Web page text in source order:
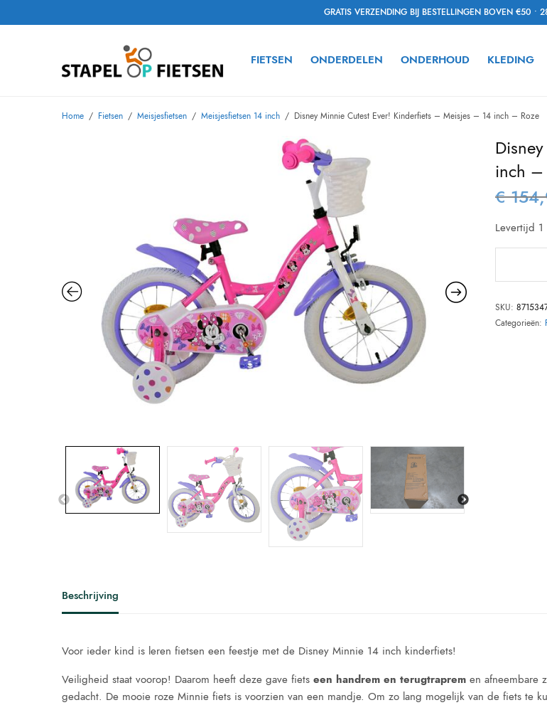
GRATIS VERZENDING BIJ BESTELLINGEN BOVEN €50 •
FIETSEN ONDERDELEN ONDERHOUD KLEDING
Home / Fietsen / Meisjesfietsen / Meisjesfietsen 14 inch / Disney Minnie Cutest Ever! Kinderfiets – Meisjes – 14 inch – Roze
inch –
€
Levertijd
SKU:
Categorieën:
Beschrijving
Voor ieder kind is leren fietsen een feestje met de Disney Minnie 14 inch kinderfiets!
Veiligheid staat voorop! Daarom heeft deze gave fietseen handrem en terugtraprem en afneembare
gedacht. De mooie roze Minnie fiets is voorzien van een mandje. Om zo lang mogelijk van de fiets te